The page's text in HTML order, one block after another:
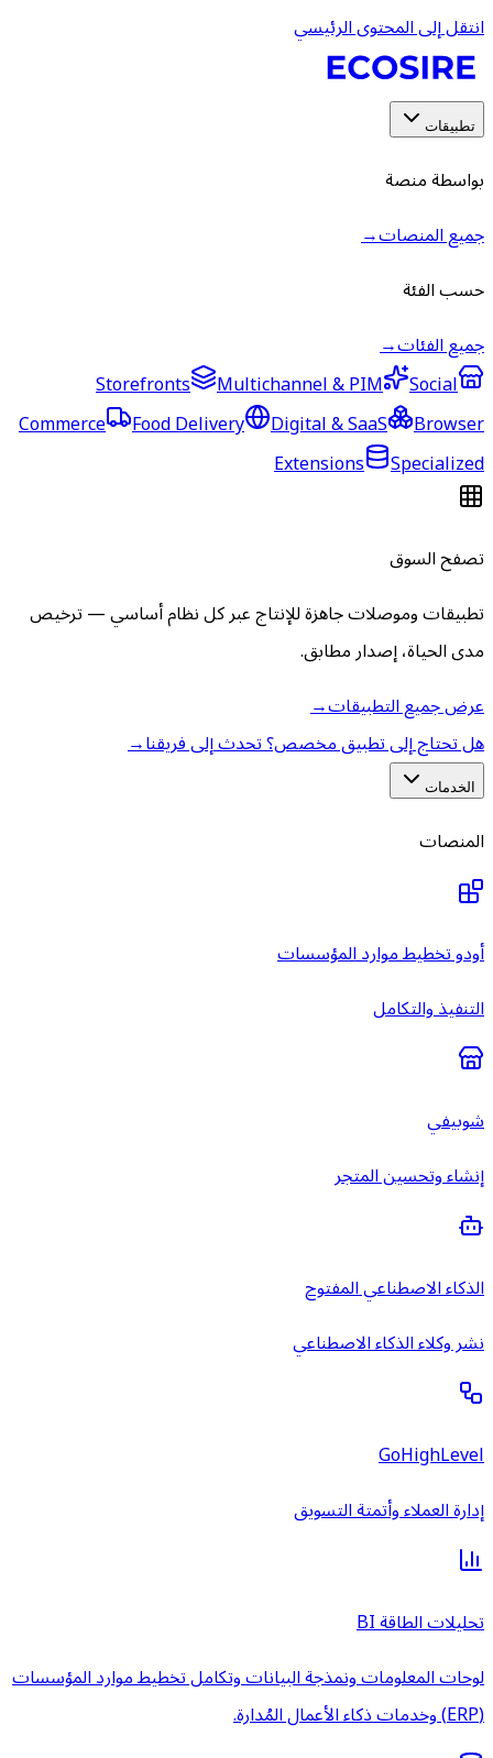
انتقل إلى المحتوى الرئيسي
تطبيقات
بواسطة منصة
جميع المنصات→
حسب الفئة
جميع الفئات→
Storefronts
Multichannel & PIM
Social
Commerce
Food Delivery Digital & SaaS
Browser
Extensions
Specialized
تصفح السوق
تطبيقات وموصلات جاهزة للإنتاج عبر كل نظام أساسي — ترخيص
مدى الحياة، إصدار مطابق.
عرض جميع التطبيقات→
هل تحتاج إلى تطبيق مخصص؟ تحدث إلى فريقنا→
الخدمات
المنصات
أودو تخطيط موارد المؤسسات
التنفيذ والتكامل
شوبيفي
إنشاء وتحسين المتجر
الذكاء الاصطناعي المفتوح
نشر وكلاء الذكاء الاصطناعي
GoHighLevel
إدارة العملاء وأتمتة التسويق
تحليلات الطاقة BI
لوحات المعلومات ونمذجة البيانات وتكامل تخطيط موارد المؤسسات
(ERP) وخدمات ذكاء الأعمال المُدارة.